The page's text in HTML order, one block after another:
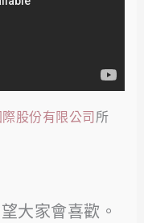
股份有限公司 所
大家會喜歡。